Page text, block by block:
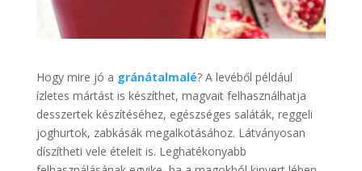
Hogy mire jó a gránátalmalé? A levéből például
ízletes mártást is készíthet, magvait felhasználhatja
desszertek készítéséhez, egészséges saláták, reggeli
joghurtok, zabkásák megalkotásához. Látványosan
díszítheti vele ételeit is. Leghatékonyabb